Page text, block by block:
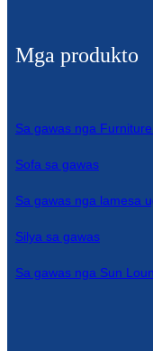
Mga produkto
Sa gawas nga
Sofa sa gawas
Sa gawas nga lamesa
Silya sa gawas
Sa gawas nga Sun